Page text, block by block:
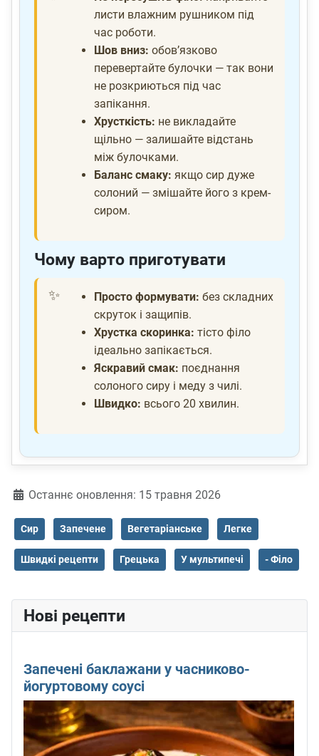
листи влажним рушником під
час роботи.
Шов вниз: обов’язково
перевертайте булочки — так вони
не розкриються під час
запікання.
Хрусткість: не викладайте
щільно — залишайте відстань
між булочками.
Баланс смаку: якщо сир дуже
солоний — змішайте його з крем-
сиром.
Чому варто приготувати
Просто формувати: без складних
скруток і защипів.
Хрустка скоринка: тісто філо
ідеально запікається.
Яскравий смак: поєднання
солоного сиру і меду з чилі.
Швидко: всього 20 хвилин.
ДеталіОстаннє оновлення: 15 травня 2026
Сир Запечене Вегетаріанське Легке
Швидкі рецепти Грецька У мультипечі - Філо
Нові рецепти
Запечені баклажани у часниково-
йогуртовому соусі